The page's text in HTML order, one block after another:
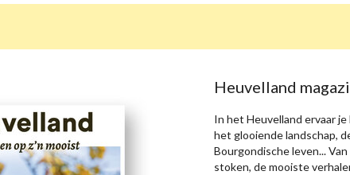
Heuvelland
In het Heuvelland ervaar
het glooiende landschap,
Bourgondische leven...
stoken, de mooiste